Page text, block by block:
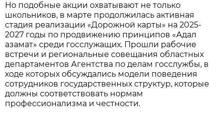
Но подобные акции охватывают не только
школьников, в марте продолжилась активная
стадия реализации «Дорожной карты» на 2025-
2027 годы по продвижению принципов «Адал
азамат» среди госслужащих. Прошли рабочие
встречи и региональные совещания областных
департаментов Агентства по делам госслужбы, в
ходе которых обсуждались модели поведения
сотрудников государственных структур, которые
должны соответствовать нормам
профессионализма и честности.